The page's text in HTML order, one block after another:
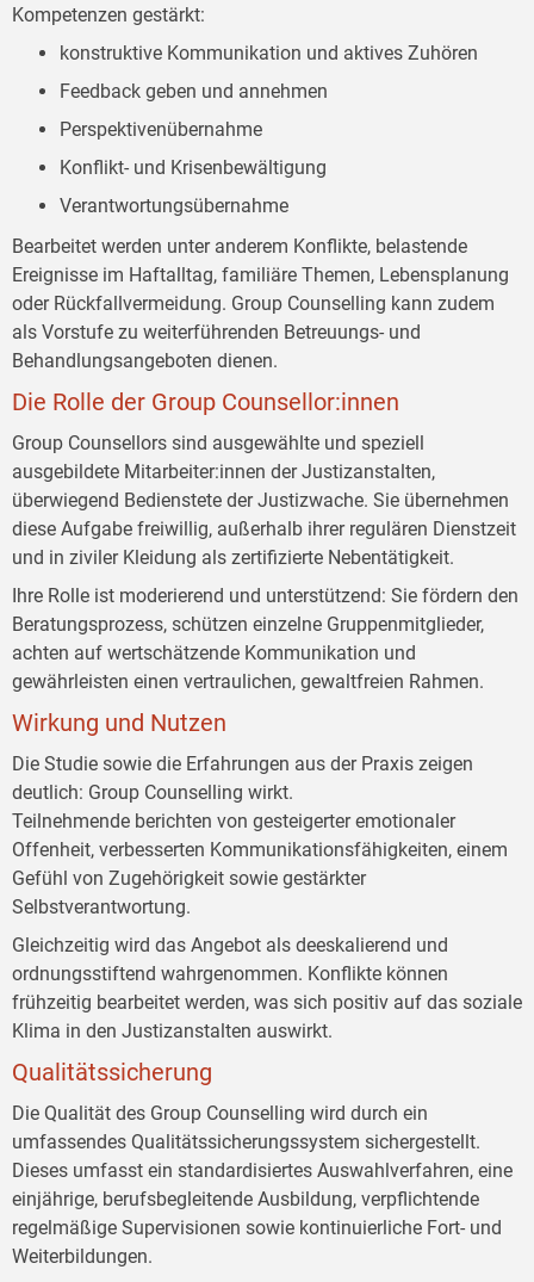
Kompetenzen gestärkt:
konstruktive Kommunikation und aktives Zuhören
Feedback geben und annehmen
Perspektivenübernahme
Konflikt- und Krisenbewältigung
Verantwortungsübernahme
Bearbeitet werden unter anderem Konflikte, belastende
Ereignisse im Haftalltag, familiäre Themen, Lebensplanung
oder Rückfallvermeidung. Group Counselling kann zudem
als Vorstufe zu weiterführenden Betreuungs- und
Behandlungsangeboten dienen.
Die Rolle der Group Counsellor:innen
Group Counsellors sind ausgewählte und speziell
ausgebildete Mitarbeiter:innen der Justizanstalten,
überwiegend Bedienstete der Justizwache. Sie übernehmen
diese Aufgabe freiwillig, außerhalb ihrer regulären Dienstzeit
und in ziviler Kleidung als zertifizierte Nebentätigkeit.
Ihre Rolle ist moderierend und unterstützend: Sie fördern den
Beratungsprozess, schützen einzelne Gruppenmitglieder,
achten auf wertschätzende Kommunikation und
gewährleisten einen vertraulichen, gewaltfreien Rahmen.
Wirkung und Nutzen
Die Studie sowie die Erfahrungen aus der Praxis zeigen
deutlich: Group Counselling wirkt.
Teilnehmende berichten von gesteigerter emotionaler
Offenheit, verbesserten Kommunikationsfähigkeiten, einem
Gefühl von Zugehörigkeit sowie gestärkter
Selbstverantwortung.
Gleichzeitig wird das Angebot als deeskalierend und
ordnungsstiftend wahrgenommen. Konflikte können
frühzeitig bearbeitet werden, was sich positiv auf das soziale
Klima in den Justizanstalten auswirkt.
Qualitätssicherung
Die Qualität des Group Counselling wird durch ein
umfassendes Qualitätssicherungssystem sichergestellt.
Dieses umfasst ein standardisiertes Auswahlverfahren, eine
einjährige, berufsbegleitende Ausbildung, verpflichtende
regelmäßige Supervisionen sowie kontinuierliche Fort- und
Weiterbildungen.